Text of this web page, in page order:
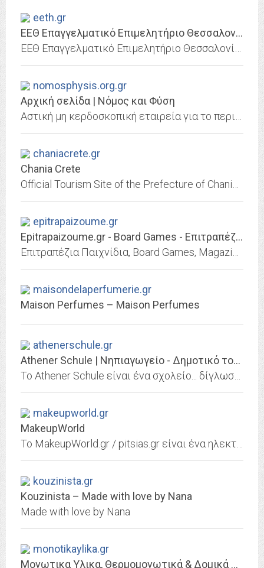
eeth.gr
ΕΕΘ Επαγγελματικό Επιμελητήριο Θεσσαλονίκης
nomosphysis.org.gr
Αρχική σελίδα | Νόμος και Φύση
chaniacrete.gr
Chania Crete
epitrapaizoume.gr
Epitrapaizoume.gr - Board Games - Επιτραπέζια Παιχνίδια
maisondelaperfumerie.gr
Maison Perfumes – Maison Perfumes
athenerschule.gr
Athener Schule | Νηπιαγωγείο - Δημοτικό του Ελληνογερμανικού Εκπαιδευτικού...
makeupworld.gr
MakeupWorld
kouzinista.gr
Kouzinista – Made with love by Nana
Made with love by Nana
monotikaylika.gr
Μονωτικα Υλικα, Θερμομονωτικά & Δομικά Υλικά υψηλής ποιότητας